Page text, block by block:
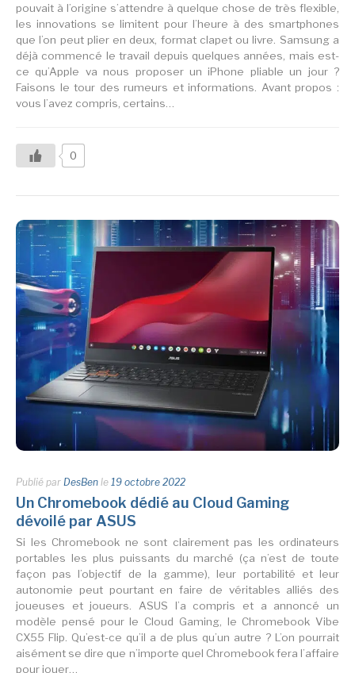
pouvait à l’origine s’attendre à quelque chose de très flexible,
les innovations se limitent pour l’heure à des smartphones
que l’on peut plier en deux, format clapet ou livre. Samsung a
déjà commencé le travail depuis quelques années, mais est-
ce qu’Apple va nous proposer un iPhone pliable un jour ?
Faisons le tour des rumeurs et informations. Avant propos :
vous l’avez compris, certains…
0
Publié par DesBen le 19 octobre 2022
Un Chromebook dédié au Cloud Gaming
dévoilé par ASUS
Si les Chromebook ne sont clairement pas les ordinateurs
portables les plus puissants du marché (ça n’est de toute
façon pas l’objectif de la gamme), leur portabilité et leur
autonomie peut pourtant en faire de véritables alliés des
joueuses et joueurs. ASUS l’a compris et a annoncé un
modèle pensé pour le Cloud Gaming, le Chromebook Vibe
CX55 Flip. Qu’est-ce qu’il a de plus qu’un autre ? L’on pourrait
aisément se dire que n’importe quel Chromebook fera l’affaire
pour jouer…